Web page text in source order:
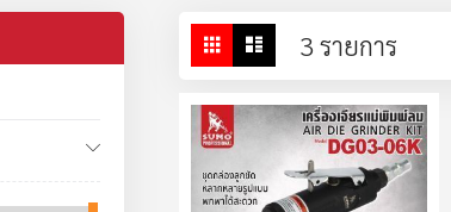
ใน
มุม
มอง
ตาราง รายการ
3รายการ